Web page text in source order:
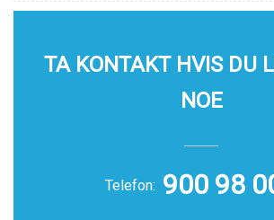
TA KONTAKT HVIS DU
NOE
Telefon: 900 98